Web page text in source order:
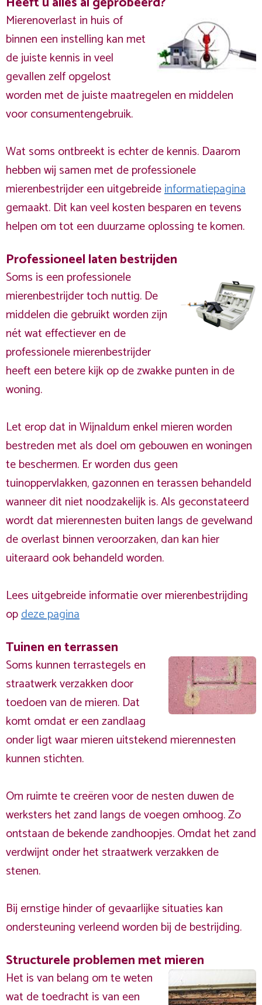
Mierenoverlast in huis of
binnen een instelling kan met
de juiste kennis in veel
gevallen zelf opgelost
worden met de juiste maatregelen en middelen
voor consumentengebruik.
Wat soms ontbreekt is echter de kennis. Daarom
hebben wij samen met de professionele
mierenbestrijder een uitgebreideinformatiepagina
gemaakt. Dit kan veel kosten besparen en tevens
helpen om tot een duurzame oplossing te komen.
Professioneel laten bestrijden
Soms is een professionele
mierenbestrijder toch nuttig. De
middelen die gebruikt worden zijn
nét wat effectiever en de
professionele mierenbestrijder
heeft een betere kijk op de zwakke punten in de
woning.
Let erop dat in Wijnaldum enkel mieren worden
bestreden met als doel om gebouwen en woningen
te beschermen. Er worden dus geen
tuinoppervlakken, gazonnen en terassen behandeld
wanneer dit niet noodzakelijk is. Als geconstateerd
wordt dat mierennesten buiten langs de gevelwand
de overlast binnen veroorzaken, dan kan hier
uiteraard ook behandeld worden.
Lees uitgebreide informatie over mierenbestrijding
opdeze pagina
Tuinen en terrassen
Soms kunnen terrastegels en
straatwerk verzakken door
toedoen van de mieren. Dat
komt omdat er een zandlaag
onder ligt waar mieren uitstekend mierennesten
kunnen stichten.
Om ruimte te creëren voor de nesten duwen de
werksters het zand langs de voegen omhoog. Zo
ontstaan de bekende zandhoopjes. Omdat het zand
verdwijnt onder het straatwerk verzakken de
stenen.
Bij ernstige hinder of gevaarlijke situaties kan
ondersteuning verleend worden bij de bestrijding.
Structurele problemen met mieren
Het is van belang om te weten
wat de toedracht is van een